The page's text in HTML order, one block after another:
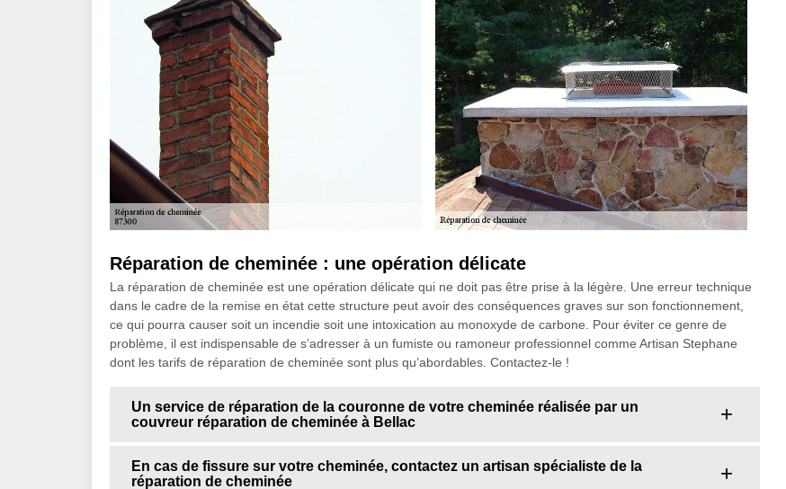
Réparation de cheminée : une opération délicate
La réparation de cheminée est une opération délicate qui ne doit pas être prise à la légère. Une erreur technique
dans le cadre de la remise en état cette structure peut avoir des conséquences graves sur son fonctionnement,
ce qui pourra causer soit un incendie soit une intoxication au monoxyde de carbone. Pour éviter ce genre de
problème, il est indispensable de s’adresser à un fumiste ou ramoneur professionnel comme Artisan Stephane
dont les tarifs de réparation de cheminée sont plus qu’abordables. Contactez-le !
Un service de réparation de la couronne de votre cheminée réalisée par un
couvreur réparation de cheminée à Bellac
En cas de fissure sur votre cheminée, contactez un artisan spécialiste de la
réparation de cheminée